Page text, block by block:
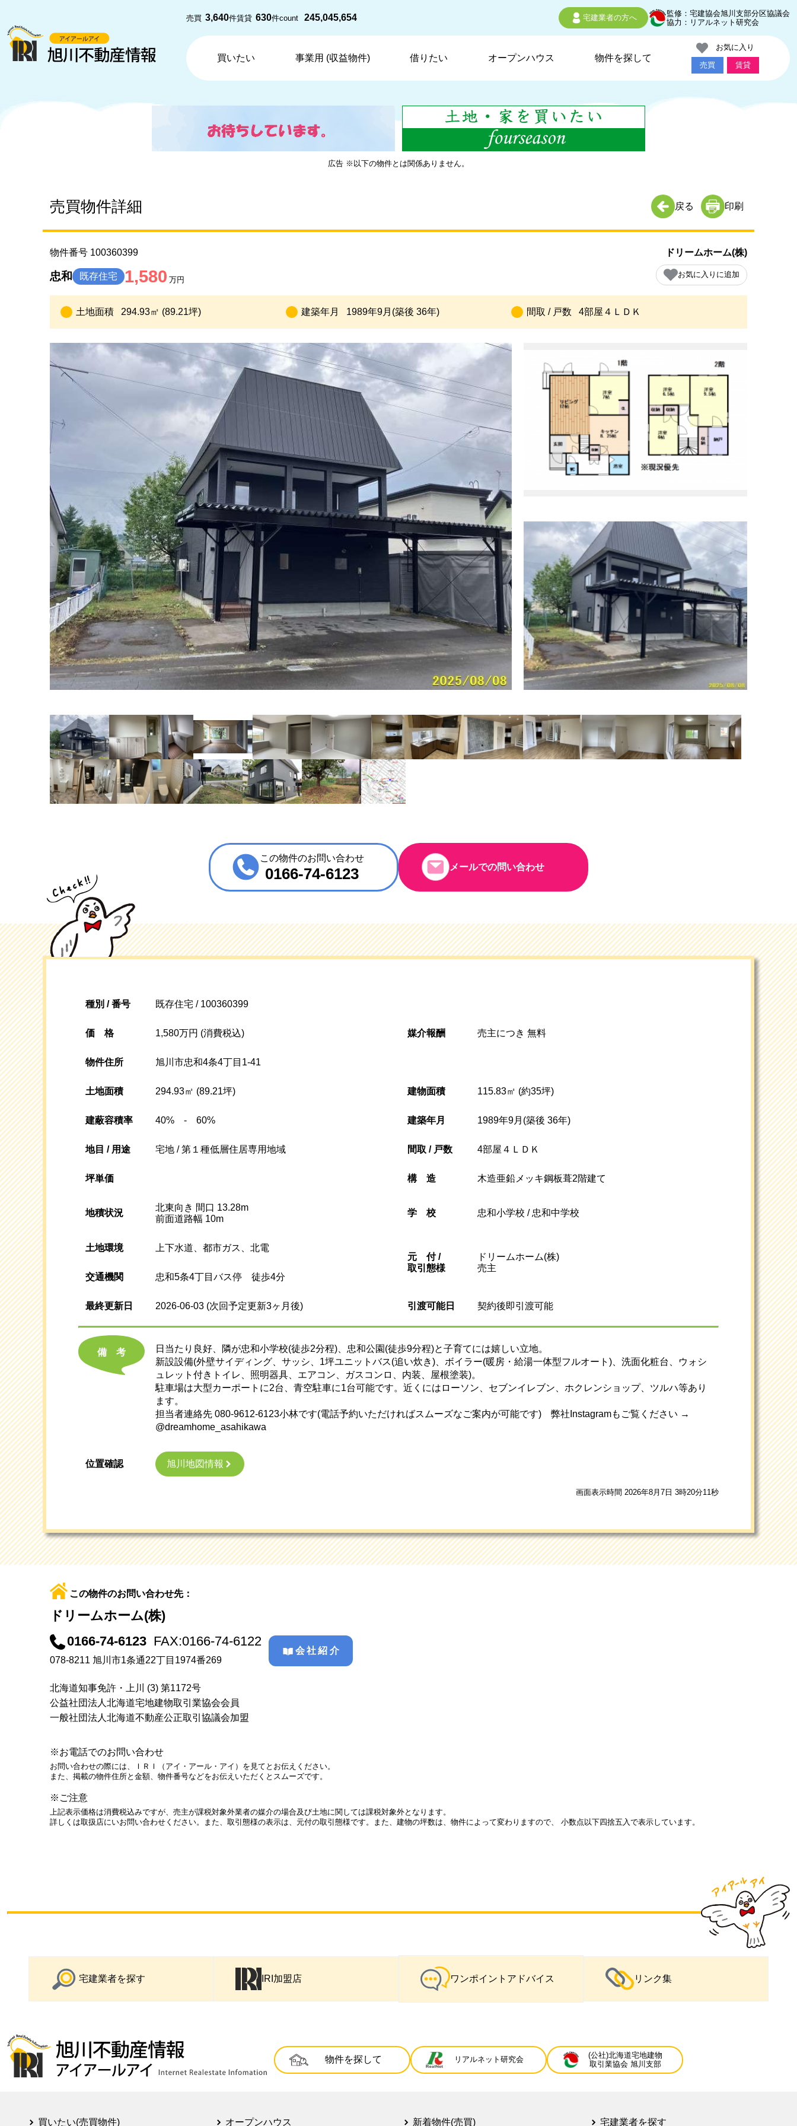
売買 3,640件賃貸 630件count 245,045,654 宅建業者の方へ
監修：宅建協会旭川支部分区協議会
協力：リアルネット研究会
買いたい 事業用 (収益物件) 借りたい オープンハウス 物件を探して
お気に入り
売買
賃貸
広告 ※以下の物件とは関係ありません。
売買物件詳細 戻る 印刷
物件番号 100360399
忠和 既存住宅 1,580 万円
ドリームホーム(株)
お気に入りに追加
土地面積 294.93㎡ (89.21坪) 建築年月 1989年9月(築後 36年) 間取 / 戸数 4部屋４ＬＤＫ
この物件のお問い合わせ
0166-74-6123 メールでの問い合わせ
種別 / 番号 既存住宅 / 100360399
価格 1,580万円 (消費税込) 媒介報酬 売主につき 無料
物件住所 旭川市忠和4条4丁目1-41
土地面積 294.93㎡ (89.21坪) 建物面積 115.83㎡ (約35坪)
建蔽容積率 40% - 60% 建築年月 1989年9月(築後 36年)
地目 / 用途 宅地 / 第１種低層住居専用地域 間取 / 戸数 4部屋４ＬＤＫ
坪単価 構造 木造亜鉛メッキ鋼板葺2階建て
地積状況
北東向き 間口 13.28m
前面道路幅 10m
学校 忠和小学校 / 忠和中学校
土地環境
上下水道、都市ガス、北電
元 付 /
取引態様
ドリームホーム(株)
売主
交通機関
忠和5条4丁目バス停 徒歩4分
最終更新日 2026-06-03 (次回予定更新3ヶ月後) 引渡可能日 契約後即引渡可能
備考
日当たり良好、隣が忠和小学校(徒歩2分程)、忠和公園(徒歩9分程)と子育てには嬉しい立地。
新設設備(外壁サイディング、サッシ、1坪ユニットバス(追い炊き)、ボイラー(暖房・給湯一体型フルオート)、洗面化粧台、ウォシ
ュレット付きトイレ、照明器具、エアコン、ガスコンロ、内装、屋根塗装)。
駐車場は大型カーポートに2台、青空駐車に1台可能です。近くにはローソン、セブンイレブン、ホクレンショップ、ツルハ等あり
ます。
担当者連絡先 080-9612-6123小林です(電話予約いただければスムーズなご案内が可能です) 弊社Instagramもご覧ください →
@dreamhome_asahikawa
位置確認 旭川地図情報
画面表示時間 2026年8月7日 3時20分11秒
この物件のお問い合わせ先：
ドリームホーム(株)
0166-74-6123 FAX:0166-74-6122
078-8211 旭川市1条通22丁目1974番269
会社紹介
北海道知事免許・上川 (3) 第1172号
公益社団法人北海道宅地建物取引業協会会員
一般社団法人北海道不動産公正取引協議会加盟
※お電話でのお問い合わせ
お問い合わせの際には、ＩＲＩ（アイ・アール・アイ）を見てとお伝えください。
また、掲載の物件住所と金額、物件番号などをお伝えいただくとスムーズです。
※ご注意
上記表示価格は消費税込みですが、売主が課税対象外業者の媒介の場合及び土地に関しては課税対象外となります。
詳しくは取扱店にいお問い合わせください。また、取引態様の表示は、元付の取引態様です。また、建物の坪数は、物件によって変わりますので、 小数点以下四捨五入で表示しています。
宅建業者を探す IRI加盟店 ワンポイントアドバイス リンク集
物件を探して リアルネット研究会
(公社)北海道宅地建物
取引業協会 旭川支部
買いたい(売買物件) オープンハウス 新着物件(売買) 宅建業者を探す